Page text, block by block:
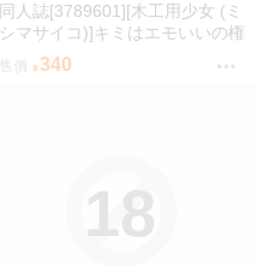
同人誌[3789601][木工用少女 (ミ
シマサイコ)]キミはエモいいの権
化4 (hololive )
售價 340
18